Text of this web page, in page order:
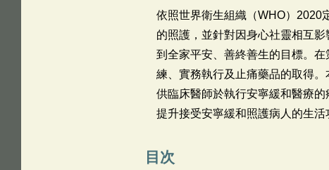
依照世界衛生組織（WHO）2020
的照護，並針對因身心社靈相互
到全家平安、善終善生的目標。
練、實務執行及止痛藥品的取得
供臨床醫師於執行安寧緩和醫療
提升接受安寧緩和照護病人的生活
目次